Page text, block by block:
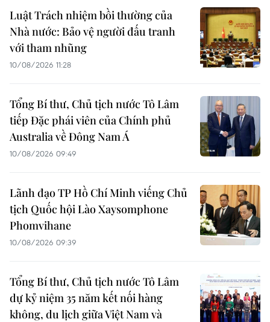
Luật Trách nhiệm bồi thường của
Nhà nước: Bảo vệ người đấu tranh
với tham nhũng
10/08/2026 11:28
Tổng Bí thư, Chủ tịch nước Tô Lâm
tiếp Đặc phái viên của Chính phủ
Australia về Đông Nam Á
10/08/2026 09:49
Lãnh đạo TP Hồ Chí Minh viếng Chủ
tịch Quốc hội Lào Xaysomphone
Phomvihane
10/08/2026 09:39
Tổng Bí thư, Chủ tịch nước Tô Lâm
dự kỷ niệm 35 năm kết nối hàng
không, du lịch giữa Việt Nam và